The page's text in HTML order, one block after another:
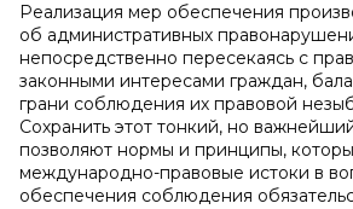
Реализация мер обеспечения
об административных
непосредственно пересекаясь с
законными интересами граждан,
грани соблюдения их правовой
Сохранить этот тонкий, но
позволяют нормы и принципы,
международно-правовые истоки в
обеспечения соблюдения